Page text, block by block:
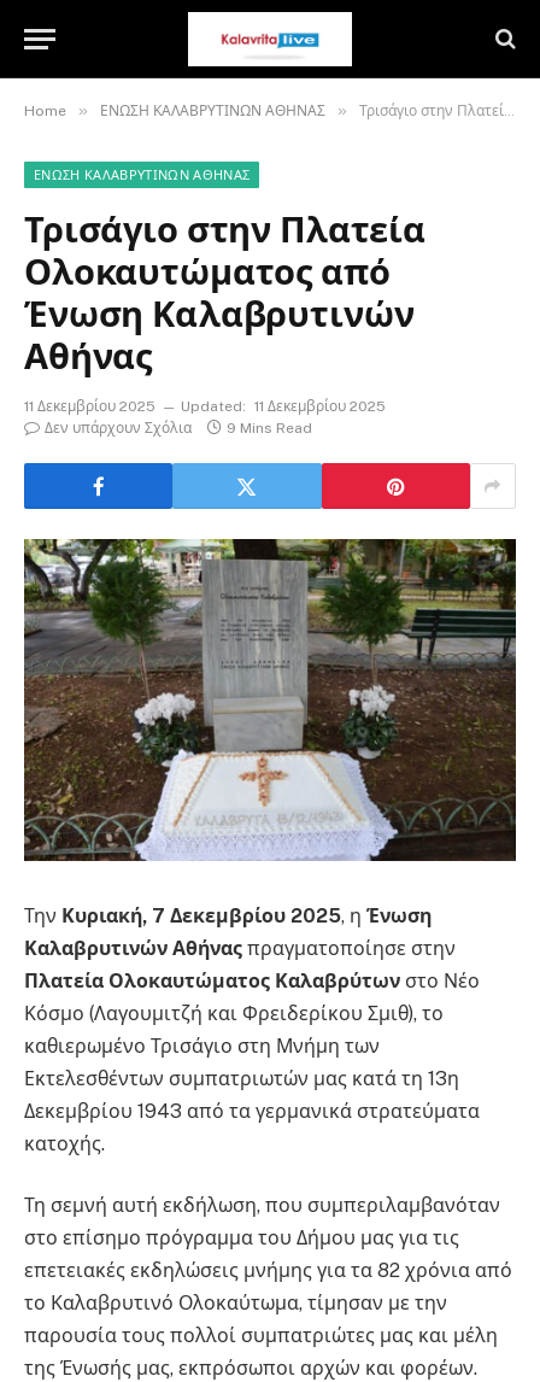
Home » ΕΝΩΣΗ ΚΑΛΑΒΡΥΤΙΝΩΝ ΑΘΗΝΑΣ » Τρισάγιο στην Πλατεία Ολοκαυτώματος από Ένωση Καλαβρυτινών Αθήνας
ΕΝΩΣΗ ΚΑΛΑΒΡΥΤΙΝΩΝ ΑΘΗΝΑΣ
Τρισάγιο στην Πλατεία
Ολοκαυτώματος από
Ένωση Καλαβρυτινών
Αθήνας
11 Δεκεμβρίου 2025 Updated: 11 Δεκεμβρίου 2025
Δεν υπάρχουν Σχόλια
9 Mins Read
Την Κυριακή, 7 Δεκεμβρίου 2025, η Ένωση
Καλαβρυτινών Αθήνας πραγματοποίησε στην
Πλατεία Ολοκαυτώματος Καλαβρύτων στο Νέο
Κόσμο (Λαγουμιτζή και Φρειδερίκου Σμιθ), το
καθιερωμένο Τρισάγιο στη Μνήμη των
Εκτελεσθέντων συμπατριωτών μας κατά τη 13η
Δεκεμβρίου 1943 από τα γερμανικά στρατεύματα
κατοχής.
Τη σεμνή αυτή εκδήλωση, που συμπεριλαμβανόταν
στο επίσημο πρόγραμμα του Δήμου μας για τις
επετειακές εκδηλώσεις μνήμης για τα 82 χρόνια από
το Καλαβρυτινό Ολοκαύτωμα, τίμησαν με την
παρουσία τους πολλοί συμπατριώτες μας και μέλη
της Ένωσής μας, εκπρόσωποι αρχών και φορέων.